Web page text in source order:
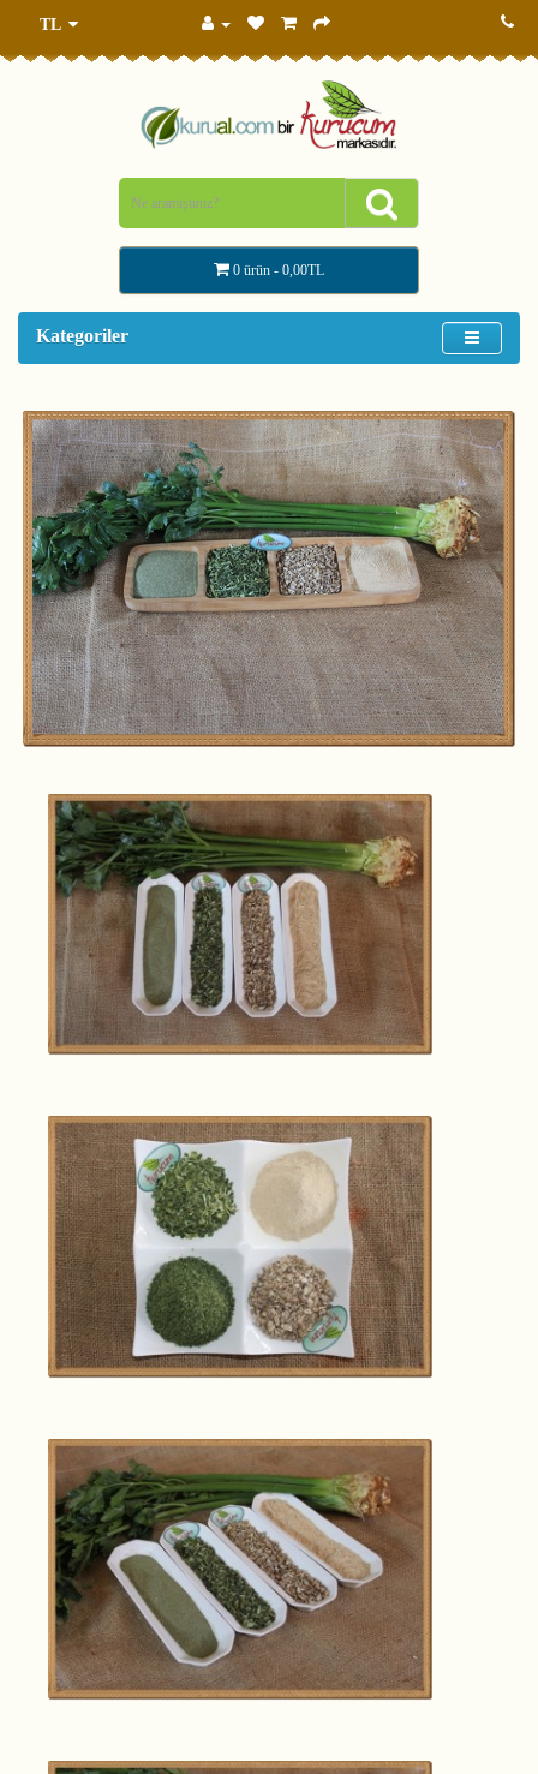
TL
0 ürün - 0,00TL
Kategoriler